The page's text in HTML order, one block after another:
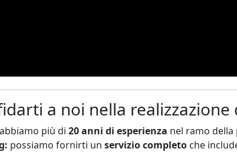
a noi nella
abbiamo più di 20 anni di esperienza nel ramo
possiamo fornirti un servizio completo che